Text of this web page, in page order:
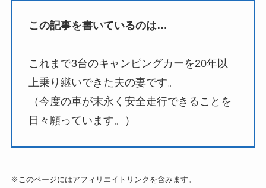
この記事を書いているのは…
これまで3台のキャンピングカーを20年以
上乗り継いできた夫の妻です。
（今度の車が末永く安全走行できることを
日々願っています。）
※このページにはアフィリエイトリンクを含みます。